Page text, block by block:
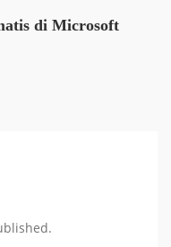
di Microsoft